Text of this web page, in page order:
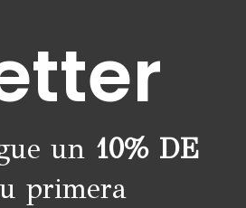
un 10% DE
primera